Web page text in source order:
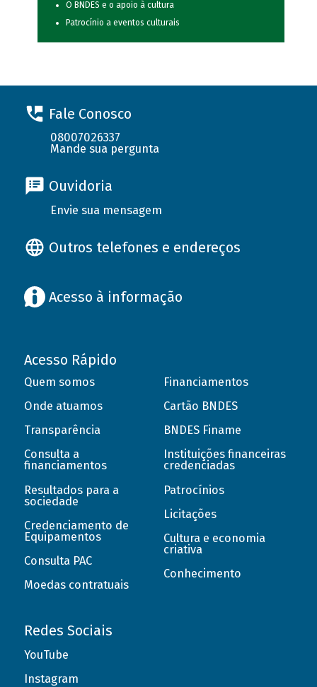
O BNDES e o apoio à cultura
Patrocínio a eventos culturais
Fale Conosco
08007026337
Mande sua pergunta
Ouvidoria
Envie sua mensagem
Outros telefones e endereços
Acesso à informação
Acesso Rápido
Quem somos
Onde atuamos
Transparência
Consulta a
financiamentos
Resultados para a
sociedade
Credenciamento de
Equipamentos
Consulta PAC
Moedas contratuais
Financiamentos
Cartão BNDES
BNDES Finame
Instituições financeiras
credenciadas
Patrocínios
Licitações
Cultura e economia
criativa
Conhecimento
Redes Sociais
YouTube
Instagram